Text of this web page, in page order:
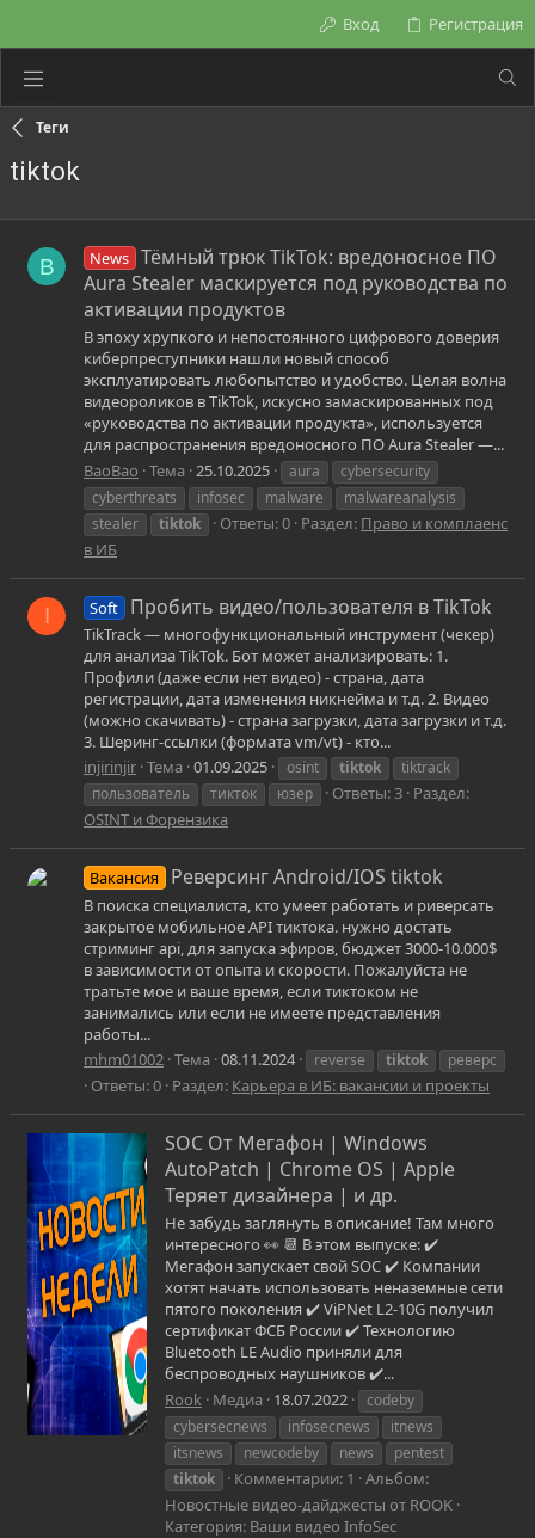
Вход Регистрация
Теги
tiktok
B News Тёмный трюк TikTok: вредоносное ПО
Aura Stealer маскируется под руководства по
активации продуктов
В эпоху хрупкого и непостоянного цифрового доверия
киберпреступники нашли новый способ
эксплуатировать любопытство и удобство. Целая волна
видеороликов в TikTok, искусно замаскированных под
«руководства по активации продукта», используется
для распространения вредоносного ПО Aura Stealer —...
BaoBao Тема 25.10.2025 aura
cybersecurity
cyberthreats
infosec malware
malwareanalysis
stealer
tiktok Ответы: 0 Раздел: Право и комплаенс
в ИБ
I Soft Пробить видео/пользователя в TikTok
TikTrack — многофункциональный инструмент (чекер)
для анализа TikTok. Бот может анализировать: 1.
Профили (даже если нет видео) - страна, дата
регистрации, дата изменения никнейма и т.д. 2. Видео
(можно скачивать) - страна загрузки, дата загрузки и т.д.
3. Шеринг-ссылки (формата vm/vt) - кто...
injirinjir Тема 01.09.2025 osint tiktok
tiktrack
пользователь
тикток юзер Ответы: 3 Раздел:
OSINT и Форензика
Вакансия Реверсинг Android/IOS tiktok
В поиска специалиста, кто умеет работать и риверсать
закрытое мобильное API тиктока. нужно достать
стриминг api, для запуска эфиров, бюджет 3000-10.000$
в зависимости от опыта и скорости. Пожалуйста не
тратьте мое и ваше время, если тиктоком не
занимались или если не имеете представления
работы...
mhm01002 Тема 08.11.2024 reverse tiktok реверс
Ответы: 0 Раздел: Карьера в ИБ: вакансии и проекты
SOC От Мегафон | Windows
AutoPatch | Chrome OS | Apple
Теряет дизайнера | и др.
Не забудь заглянуть в описание! Там много
интересного 👀 📆 В этом выпуске: ✔️
Мегафон запускает свой SOC ✔️ Компании
хотят начать использовать неназемные сети
пятого поколения ✔️ ViPNet L2-10G получил
сертификат ФСБ России ✔️ Технологию
Bluetooth LE Audio приняли для
беспроводных наушников ✔️...
Rook
Медиа 18.07.2022
codeby
cybersecnews
infosecnews
itnews
itsnews
newcodeby news
pentest
tiktok
Комментарии: 1
Альбом:
Новостные видео-дайджесты от ROOK
Категория: Ваши видео InfoSec